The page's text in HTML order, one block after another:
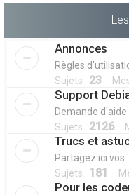
Annonces
Règles
Sujets : 23
Support
Demande d'aide
Sujets : 2126
Trucs et
Partagez ici vos
Sujets : 181
Pour les